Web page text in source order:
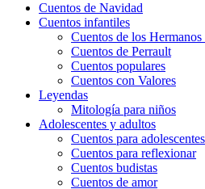
Cuentos de Navidad
Cuentos infantiles
Cuentos de los
Cuentos de Perrault
Cuentos populares
Cuentos con Valores
Leyendas
Mitología para niños
Adolescentes y adultos
Cuentos para adolescentes
Cuentos para reflexionar
Cuentos budistas
Cuentos de amor